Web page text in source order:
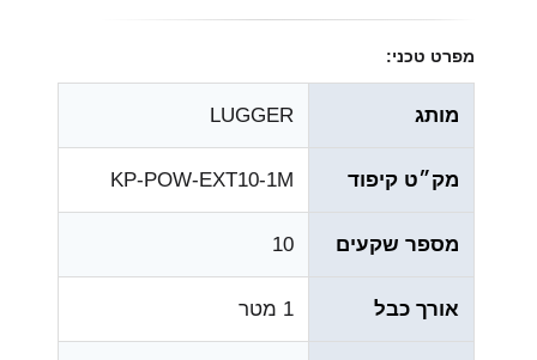
מפרט טכני:
מותג LUGGER
מק״ט קיפוד KP-POW-EXT10-1M
מספר שקעים 10
אורך כבל 1 מטר